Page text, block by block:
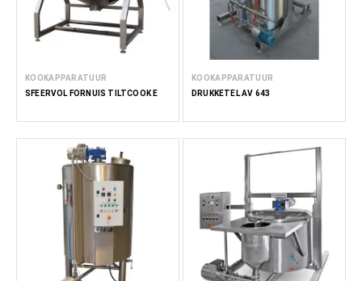
KOOKAPPARATUUR
SFEERVOL FORNUIS TILTCOOK E
KOOKAPPARATUUR
DRUKKETEL AV 643